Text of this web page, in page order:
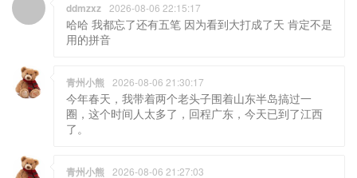
ddmzxz 2026-08-06 22:15:17
哈哈 我都忘了还有五笔 因为看到大打成了天 肯定不是
用的拼音
青州小熊 2026-08-06 21:30:17
今年春天，我带着两个老头子围着山东半岛搞过一
圈，这个时间人太多了，回程广东，今天已到了江西
了。
青州小熊 2026-08-06 21:27:03